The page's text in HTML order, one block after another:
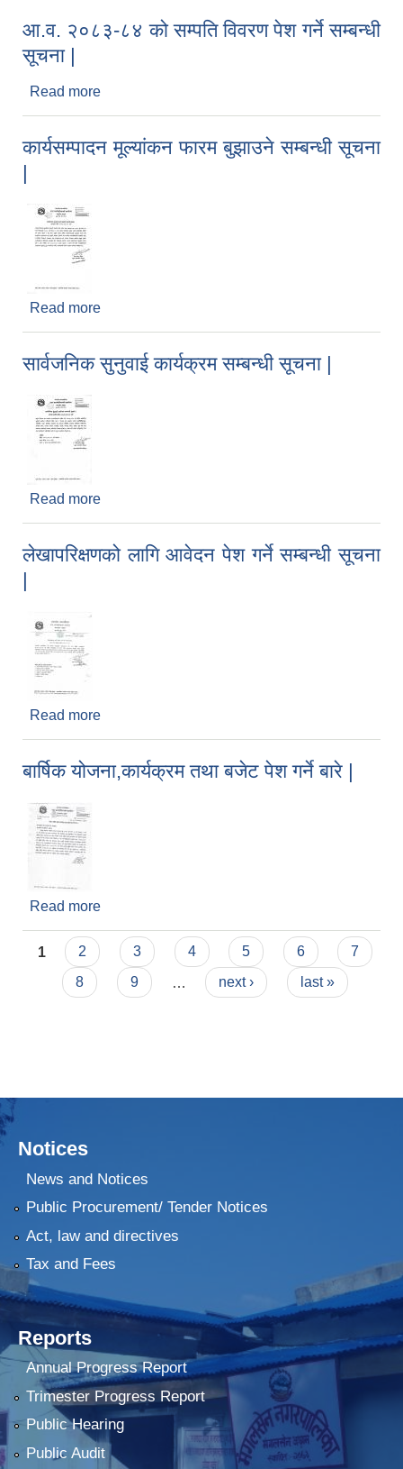
आ.व. २०८३-८४ को सम्पति विवरण पेश गर्ने सम्बन्धी
सूचना |
Read more
कार्यसम्पादन मूल्यांकन फारम बुझाउने सम्बन्धी सूचना
Read more
सार्वजनिक सुनुवाई कार्यक्रम सम्बन्धी सूचना |
Read more
लेखापरिक्षणको लागि आवेदन पेश गर्ने सम्बन्धी सूचना
Read more
बार्षिक योजना,कार्यक्रम तथा बजेट पेश गर्ने बारे |
Read more
Pages
1 2 3 4 5 6
7
8
9 next › last »
Notices
News and Notices
Public Procurement/ Tender Notices
Act, law and directives
Tax and Fees
Reports
Annual Progress Report
Trimester Progress Report
Public Hearing
Public Audit